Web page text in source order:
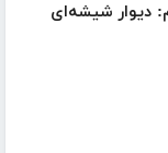
دیوار شیشه‌ای